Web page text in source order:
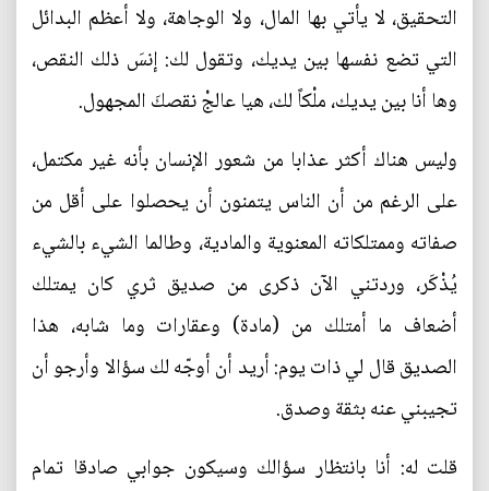
التحقيق، لا يأتي بها المال، ولا الوجاهة، ولا أعظم البدائل
التي تضع نفسها بين يديك، وتقول لك: إنسَ ذلك النقص،
وها أنا بين يديك، ملْكاً لك، هيا عالجْ نقصكَ المجهول.
وليس هناك أكثر عذابا من شعور الإنسان بأنه غير مكتمل،
على الرغم من أن الناس يتمنون أن يحصلوا على أقل من
صفاته وممتلكاته المعنوية والمادية، وطالما الشيء بالشيء
يُذْكَر، وردتني الآن ذكرى من صديق ثري كان يمتلك
أضعاف ما أمتلك من (مادة) وعقارات وما شابه، هذا
الصديق قال لي ذات يوم: أريد أن أوجّه لك سؤالا وأرجو أن
تجيبني عنه بثقة وصدق.
قلت له: أنا بانتظار سؤالك وسيكون جوابي صادقا تمام